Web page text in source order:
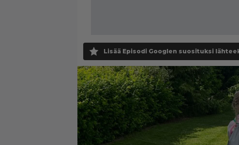
Lisää Episodi Googlen suosituksi